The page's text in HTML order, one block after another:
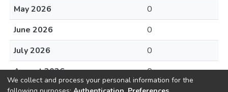
May 2026
0
June 2026
0
July 2026
0
August 2026
0
We collect and process your personal information for the